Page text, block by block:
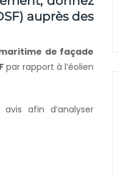
auprès des
de façade
par rapport à l’éolien
avis afin d’analyser